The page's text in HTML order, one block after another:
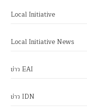
Local Initiative
Local Initiative News
ข่าว EAI
ข่าว IDN